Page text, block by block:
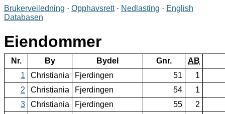
Brukerveiledning · Opphavsrett· Nedlasting · English
Databasen
Eiendommer
Nr. By Bydel Gnr.
AB
1
Christiania Fjerdingen 51
1
2
Christiania Fjerdingen 54
1
3
Christiania Fjerdingen 55
2